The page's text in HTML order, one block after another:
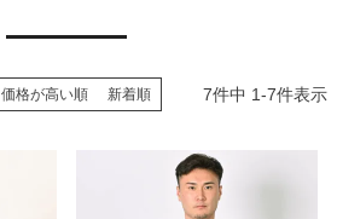
価格が高い順 新着順 7件中 1-7件表示